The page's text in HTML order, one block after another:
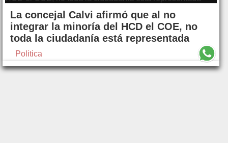
La concejal Calvi afirmó que al no
integrar la minoría del HCD el COE, no
toda la ciudadanía está representada
Politica